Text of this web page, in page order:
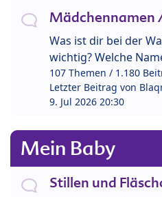
Mädchennamen
Was ist dir bei der
wichtig? Welche
107 Themen / 1.180
Letzter Beitrag von
9. Jul 2026 20:30
Mein Baby
Stillen und